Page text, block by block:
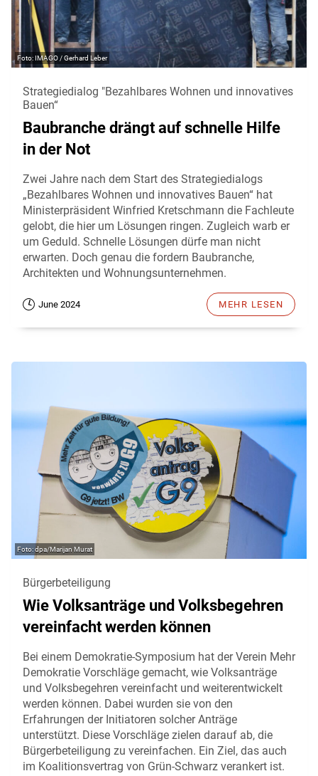
IMAGO / Gerhard Leber
Strategiedialog "Bezahlbares Wohnen und innovatives
Bauen“
Baubranche drängt auf schnelle Hilfe
in der Not
Zwei Jahre nach dem Start des Strategiedialogs
„Bezahlbares Wohnen und innovatives Bauen“ hat
Ministerpräsident Winfried Kretschmann die Fachleute
gelobt, die hier um Lösungen ringen. Zugleich warb er
um Geduld. Schnelle Lösungen dürfe man nicht
erwarten. Doch genau die fordern Baubranche,
Architekten und Wohnungsunternehmen.
June 2024 MEHR LESEN
dpa/Marijan Murat
Bürgerbeteiligung
Wie Volksanträge und Volksbegehren
vereinfacht werden können
Bei einem Demokratie-Symposium hat der Verein Mehr
Demokratie Vorschläge gemacht, wie Volksanträge
und Volksbegehren vereinfacht und weiterentwickelt
werden können. Dabei wurden sie von den
Erfahrungen der Initiatoren solcher Anträge
unterstützt. Diese Vorschläge zielen darauf ab, die
Bürgerbeteiligung zu vereinfachen. Ein Ziel, das auch
im Koalitionsvertrag von Grün-Schwarz verankert ist.